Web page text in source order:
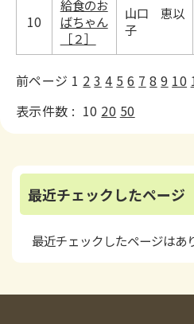
10
給食のお
ばちゃん
［２］
山口 恵以
子
前ページ 1 2 3 4 5 6 7 8 9 10
表示件数 : 10 20 50
最近チェックしたページ
最近チェックしたページはあ